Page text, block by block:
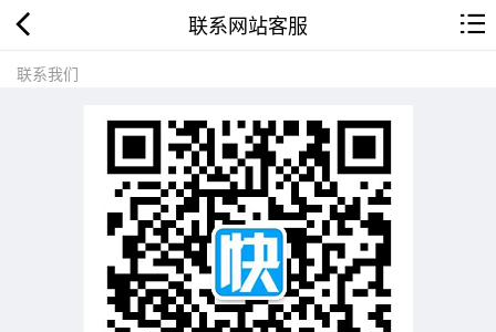
联系网站客服
联系我们